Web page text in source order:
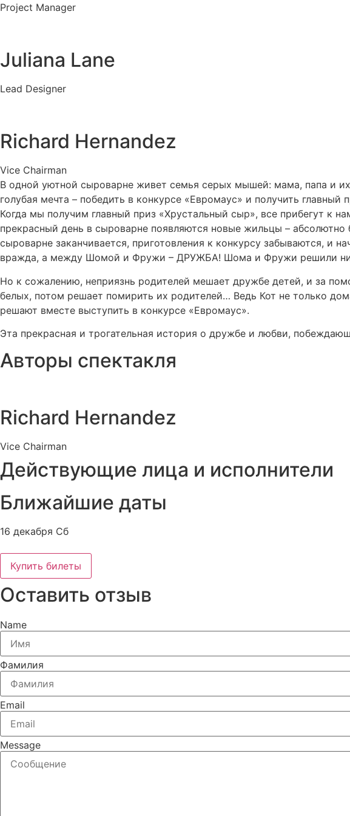
Project Manager
Juliana Lane
Lead Designer
Richard Hernandez
Vice Chairman
В одной уютной сыроварне живет семья серых мышей: мама, папа и
голубая мечта – победить в конкурсе «Евромаус» и получить
Когда мы получим главный приз «Хрустальный сыр», все прибегут к
прекрасный день в сыроварне появляются новые жильцы –
сыроварне заканчивается, приготовления к конкурсу забываются,
вражда, а между Шомой и Фружи – ДРУЖБА! Шома и Фружи решили
Но к сожалению, неприязнь родителей мешает дружбе детей, и за
белых, потом решает помирить их родителей… Ведь Кот не только
решают вместе выступить в конкурсе «Евромаус».
Эта прекрасная и трогательная история о дружбе и любви,
Авторы спектакля
Richard Hernandez
Vice Chairman
Действующие лица и исполнители
Ближайшие даты
16 декабря Сб
Купить билеты
Оставить отзыв
Name
Фамилия
Email
Message